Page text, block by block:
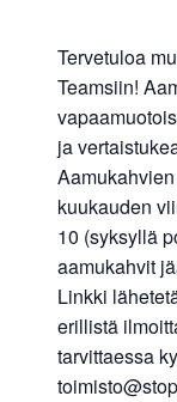
Tervetuloa
Teamsiin!
ja
kuukauden
10 (syksyllä
aamukahvit
Linkki
erillistä
tarvittaessa